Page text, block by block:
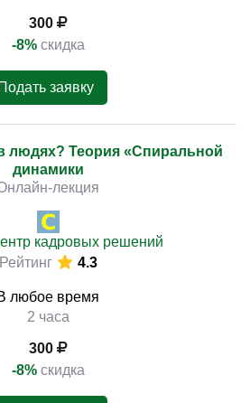
300
-8% скидка
Подать заявку
людях? Теория «Спиральной
динамики
лекция
кадровых решений
Рейтинг
4.3
любое время
2 часа
300
-8% скидка